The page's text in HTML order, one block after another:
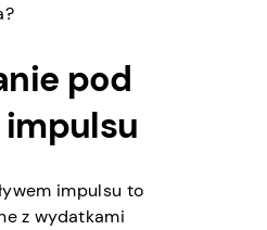
pod
impulsu
impulsu to
z wydatkami